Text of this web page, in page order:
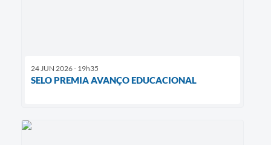
24 JUN 2026 - 19h35
SELO PREMIA AVANÇO EDUCACIONAL